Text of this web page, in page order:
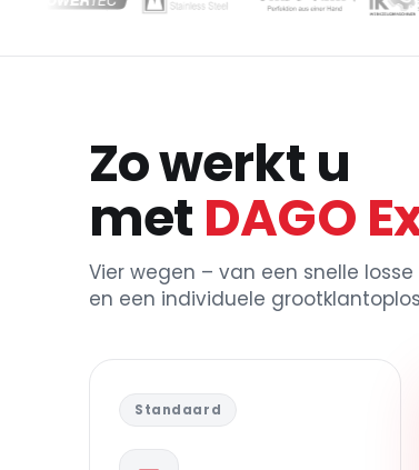
Zo werkt u
met DAGO
Vier wegen – van een snelle
en een individuele
Standaard